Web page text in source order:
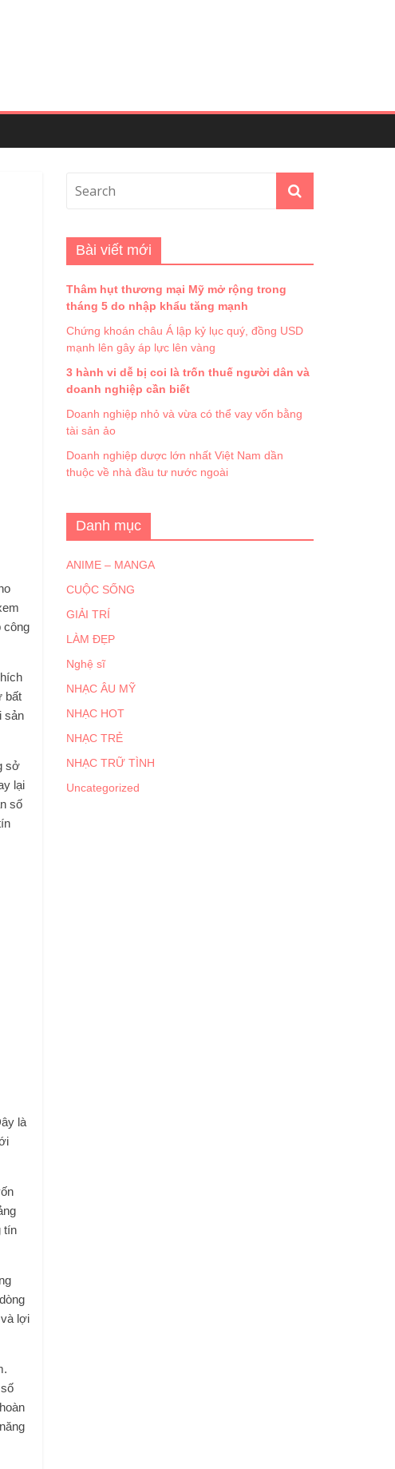
công
bất
sản
sở
lại
số
là
tín
lợi
Bài viết mới
Thâm hụt thương mại Mỹ mở rộng trong
tháng 5 do nhập khẩu tăng mạnh
Chứng khoán châu Á lập kỷ lục quý, đồng USD
mạnh lên gây áp lực lên vàng
3 hành vi dễ bị coi là trốn thuế người dân và
doanh nghiệp cần biết
Doanh nghiệp nhỏ và vừa có thể vay vốn bằng
tài sản ảo
Doanh nghiệp dược lớn nhất Việt Nam dần
thuộc về nhà đầu tư nước ngoài
Danh mục
ANIME – MANGA
CUỘC SỐNG
GIẢI TRÍ
LÀM ĐẸP
Nghệ sĩ
NHẠC ÂU MỸ
NHẠC HOT
NHẠC TRẺ
NHẠC TRỮ TÌNH
Uncategorized